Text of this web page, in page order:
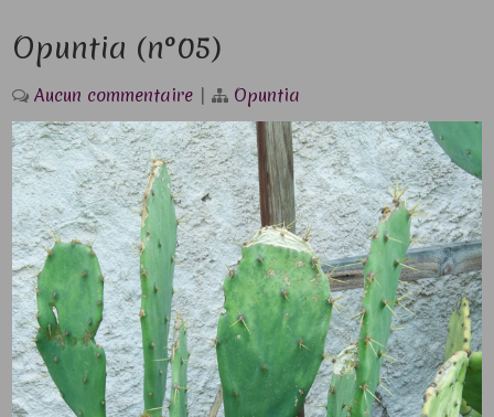
Opuntia (n°05)
Aucun commentaire | Opuntia